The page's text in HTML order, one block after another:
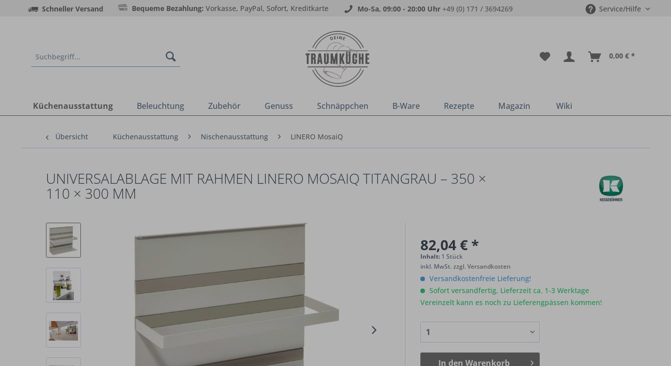
Schneller Versand Bequeme Bezahlung: Vorkasse, PayPal, Sofort, Kreditkarte Mo-Sa, 09:00 - 20:00 Uhr +49 (0) 171 / 3694269 Service/Hilfe
0,00 € *
Küchenausstattung Beleuchtung Zubehör Genuss Schnäppchen B-Ware Rezepte Magazin Wiki
Übersicht Küchenausstattung Nischenausstattung LINERO MosaiQ
UNIVERSALABLAGE MIT RAHMEN LINERO MOSAIQ TITANGRAU – 350 ×
110 × 300 MM
82,04 € *
Inhalt: 1 Stück
inkl. MwSt.zzgl. Versandkosten
Versandkostenfreie Lieferung!
Sofort versandfertig, Lieferzeit ca. 1-3 Werktage
Vereinzelt kann es noch zu Lieferengpässen kommen!
In den Warenkorb